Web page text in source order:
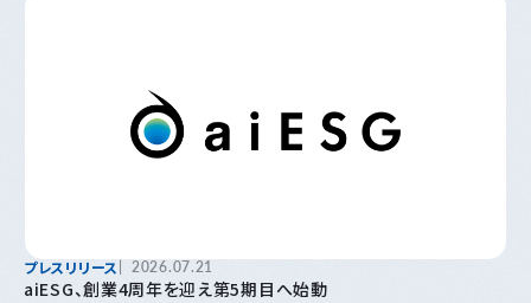
プレスリリース 2026.07.21
aiESG、創業4周年を迎え第5期目へ始動